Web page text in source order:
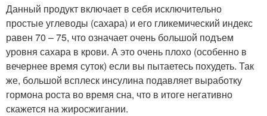
Данный продукт включает в себя исключительно
простые углеводы (сахара) и его гликемический индекс
равен 70 – 75, что означает очень большой подъем
уровня сахара в крови. А это очень плохо (особенно в
вечернее время суток) если вы пытаетесь похудеть. Так
же, большой всплеск инсулина подавляет выработку
гормона роста во время сна, что в итоге негативно
скажется на жиросжигании.